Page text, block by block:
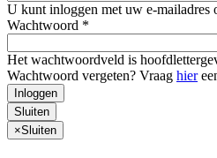
U kunt inloggen met uw e-mailadres
Wachtwoord *
Het wachtwoordveld is
Wachtwoord vergeten? Vraag hier
Inloggen
Sluiten
×Sluiten